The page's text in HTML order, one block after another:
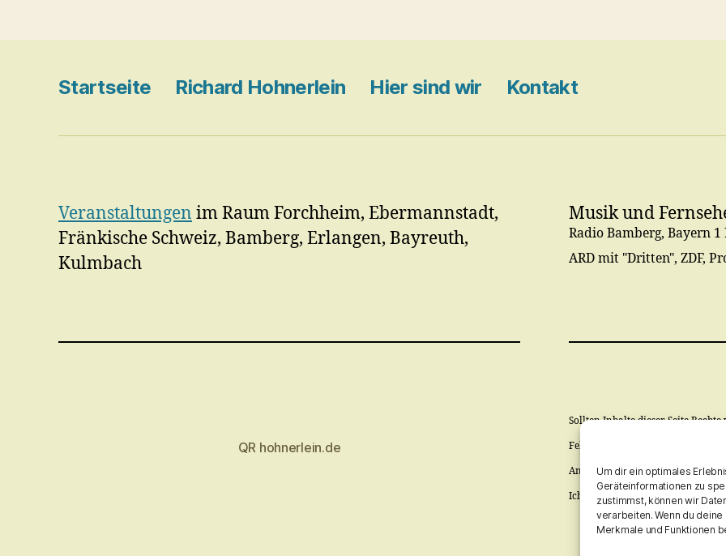
Um dir ein optimales
Geräteinformationen zu
zustimmst, können wir
verarbeiten. Wenn du
Merkmale und Funktionen
Startseite Richard Hohnerlein Hier sind wir Kontakt
Veranstaltungen im Raum Forchheim, Ebermannstadt,
Fränkische Schweiz, Bamberg, Erlangen, Bayreuth,
Kulmbach
QR hohnerlein.de
Musik und
Radio Bamberg, Bayern
ARD mit "Dritten", ZDF,
Sollten Inhalte dieser Seite
Fehler wird, so schnell wie mir
Anwälte, usw. notwendig!
Ich prüfe, vorab, nicht ob